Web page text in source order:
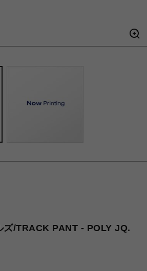
/TRACK PANT - POLY JQ.